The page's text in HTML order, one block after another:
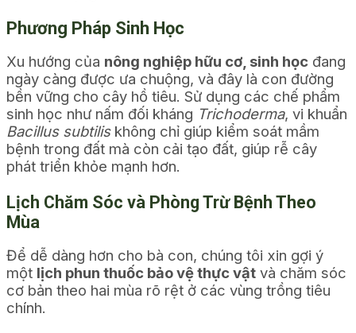
Phương Pháp Sinh Học
Xu hướng của nông nghiệp hữu cơ, sinh học đang
ngày càng được ưa chuộng, và đây là con đường
bền vững cho cây hồ tiêu. Sử dụng các chế phẩm
sinh học như nấm đối kháng Trichoderma, vi khuẩn
Bacillus subtiliskhông chỉ giúp kiểm soát mầm
bệnh trong đất mà còn cải tạo đất, giúp rễ cây
phát triển khỏe mạnh hơn.
Lịch Chăm Sóc và Phòng Trừ Bệnh Theo
Mùa
Để dễ dàng hơn cho bà con, chúng tôi xin gợi ý
một lịch phun thuốc bảo vệ thực vật và chăm sóc
cơ bản theo hai mùa rõ rệt ở các vùng trồng tiêu
chính.